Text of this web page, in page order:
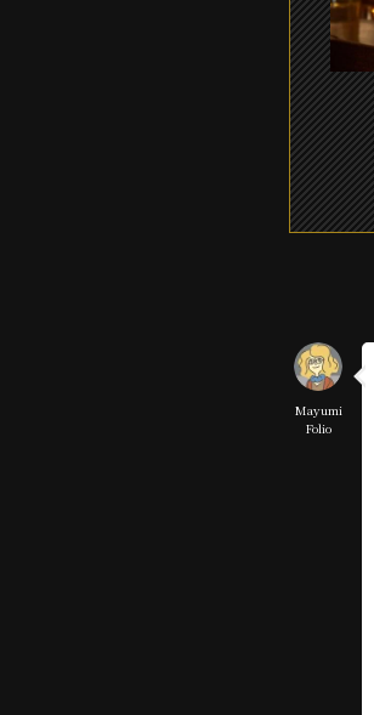
Mayumi
Folio